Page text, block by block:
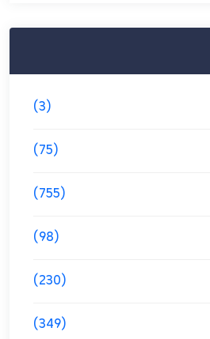
(3)
(75)
(755)
(98)
(230)
(349)